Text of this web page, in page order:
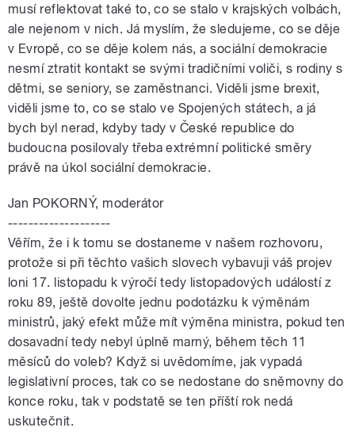
musí reflektovat také to, co se stalo v krajských volbách,
ale nejenom v nich. Já myslím, že sledujeme, co se děje
v Evropě, co se děje kolem nás, a sociální demokracie
nesmí ztratit kontakt se svými tradičními voliči, s rodiny s
dětmi, se seniory, se zaměstnanci. Viděli jsme brexit,
viděli jsme to, co se stalo ve Spojených státech, a já
bych byl nerad, kdyby tady v České republice do
budoucna posilovaly třeba extrémní politické směry
právě na úkol sociální demokracie.
Jan POKORNÝ, moderátor
--------------------
Věřím, že i k tomu se dostaneme v našem rozhovoru,
protože si při těchto vašich slovech vybavuji váš projev
loni 17. listopadu k výročí tedy listopadových událostí z
roku 89, ještě dovolte jednu podotázku k výměnám
ministrů, jaký efekt může mít výměna ministra, pokud ten
dosavadní tedy nebyl úplně marný, během těch 11
měsíců do voleb? Když si uvědomíme, jak vypadá
legislativní proces, tak co se nedostane do sněmovny do
konce roku, tak v podstatě se ten příští rok nedá
uskutečnit.